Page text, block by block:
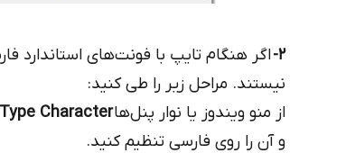
2- اگر هنگام تایپ با فونت‌های استاندارد
نیستند. مراحل زیر را طی کنید:
از منو ویندوز یا نوار پنل‌هاType Character
و آن را روی فارسی تنظیم کنید.